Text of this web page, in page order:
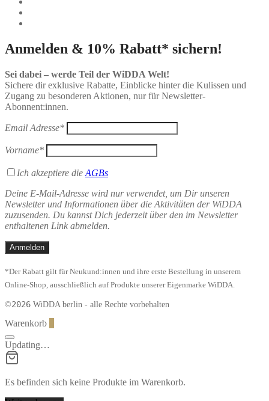
Anmelden & 10% Rabatt* sichern!
Sei dabei – werde Teil der WiDDA Welt!
Sichere dir exklusive Rabatte, Einblicke hinter die Kulissen und
Zugang zu besonderen Aktionen, nur für Newsletter-
Abonnent:innen.
Email Adresse*
Vorname*
Ich akzeptiere die AGBs
Deine E-Mail-Adresse wird nur verwendet, um Dir unseren
Newsletter und Informationen über die Aktivitäten der WiDDA
zuzusenden. Du kannst Dich jederzeit über den im Newsletter
enthaltenen Link abmelden.
*Der Rabatt gilt für Neukund:innen und ihre erste Bestellung in unserem
Online-Shop, ausschließlich auf Produkte unserer Eigenmarke WiDDA.
©2026 WiDDA berlin - alle Rechte vorbehalten
Warenkorb
Updating…
Es befinden sich keine Produkte im Warenkorb.